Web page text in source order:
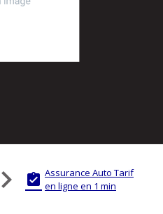
  Assurance Auto Tarif
en ligne en 1 min